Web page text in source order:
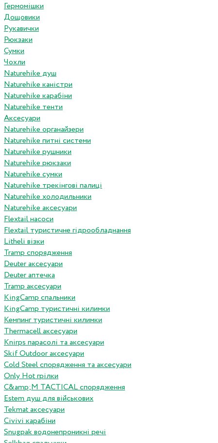
Гермомішки
Дощовики
Рукавички
Рюкзаки
Сумки
Чохли
Naturehike душ
Naturehike каністри
Naturehike карабіни
Naturehike тенти
Аксесуари
Naturehike органайзери
Naturehike питні системи
Naturehike рушники
Naturehike рюкзаки
Naturehike сумки
Naturehike трекінгові палиці
Naturehike холодильники
Naturehike аксесуари
Flextail насоси
Flextail туристичне гідрообладнання
Litheli візки
Tramp спорядження
Deuter аксесуари
Deuter аптечка
Tramp аксесуари
KingCamp спальники
KingCamp туристичні килимки
Кемпинг туристичні килимки
Thermacell аксесуари
Knirps парасолі та аксесуари
Skif Outdoor аксесуари
Cold Steel спорядження та аксесуари
Only Hot грілки
C&amp;M TACTICAL спорядження
Estem душ для військових
Tekmat аксесуари
Сivivi карабіни
Snugpak водонепроникні речі